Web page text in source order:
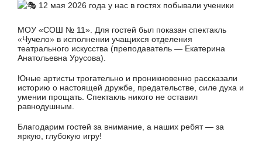
12 мая 2026 года у нас в гостях побывали ученики
МОУ «СОШ № 11». Для гостей был показан спектакль
«Чучело» в исполнении учащихся отделения
театрального искусства (преподаватель — Екатерина
Анатольевна Урусова).
Юные артисты трогательно и проникновенно рассказали
историю о настоящей дружбе, предательстве, силе духа и
умении прощать. Спектакль никого не оставил
равнодушным.
Благодарим гостей за внимание, а наших ребят — за
яркую, глубокую игру!